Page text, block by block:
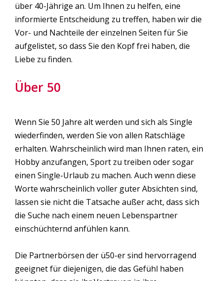
über 40-Jährige an. Um Ihnen zu helfen, eine
informierte Entscheidung zu treffen, haben wir die
Vor- und Nachteile der einzelnen Seiten für Sie
aufgelistet, so dass Sie den Kopf frei haben, die
Liebe zu finden.
Über 50
Wenn Sie 50 Jahre alt werden und sich als Single
wiederfinden, werden Sie von allen Ratschläge
erhalten. Wahrscheinlich wird man Ihnen raten, ein
Hobby anzufangen, Sport zu treiben oder sogar
einen Single-Urlaub zu machen. Auch wenn diese
Worte wahrscheinlich voller guter Absichten sind,
lassen sie nicht die Tatsache außer acht, dass sich
die Suche nach einem neuen Lebenspartner
einschüchternd anfühlen kann.
Die Partnerbörsen der ü50-er sind hervorragend
geeignet für diejenigen, die das Gefühl haben